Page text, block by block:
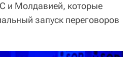
и Молдавией, которые
запуск переговоров